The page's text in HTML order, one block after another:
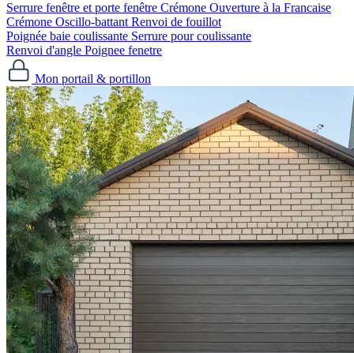
Serrure fenêtre et porte fenêtre
Crémone Ouverture à la Francaise
Crémone Oscillo-battant Renvoi de fouillot
Poignée baie coulissante Serrure pour coulissante
Renvoi d'angle Poignee fenetre
Mon portail & portillon